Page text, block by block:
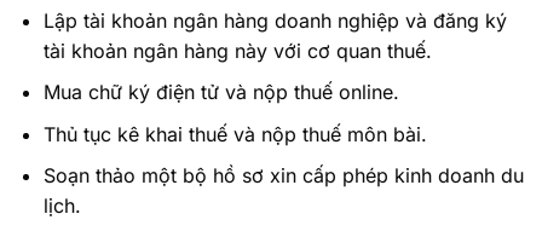
Lập tài khoản ngân hàng doanh nghiệp và đăng ký
tài khoản ngân hàng này với cơ quan thuế.
Mua chữ ký điện tử và nộp thuế online.
Thủ tục kê khai thuế và nộp thuế môn bài.
Soạn thảo một bộ hồ sơ xin cấp phép kinh doanh du
lịch.